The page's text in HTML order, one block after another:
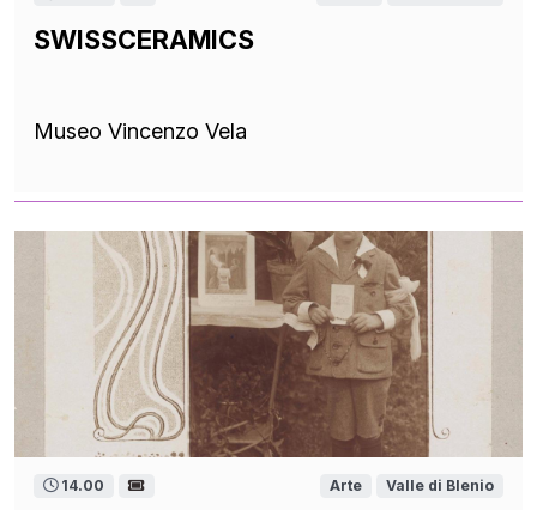
SWISSCERAMICS
Museo Vincenzo Vela
14.00 Arte Valle di Blenio